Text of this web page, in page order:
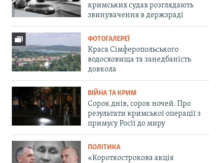
кримських судах розглядають
звинувачення в держзраді
ФОТОГАЛЕРЕЇ
Краса Сімферопольського
водосховища та занедбаність
довкола
ВІЙНА ТА КРИМ
Сорок днів, сорок ночей. Про
результати кримської операції з
примусу Росії до миру
ПОЛІТИКА
«Короткострокова акція